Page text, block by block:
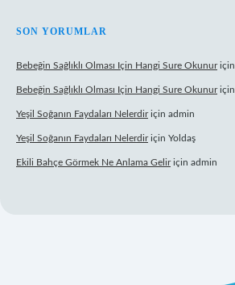
SON YORUMLAR
Bebeğin Sağlıklı Olması Için Hangi Sure Okunuriçin
Bebeğin Sağlıklı Olması Için Hangi Sure Okunuriçin
Yeşil Soğanın Faydaları Nelerdiriçin admin
Yeşil Soğanın Faydaları Nelerdiriçin Yoldaş
Ekili Bahçe Görmek Ne Anlama Geliriçin admin